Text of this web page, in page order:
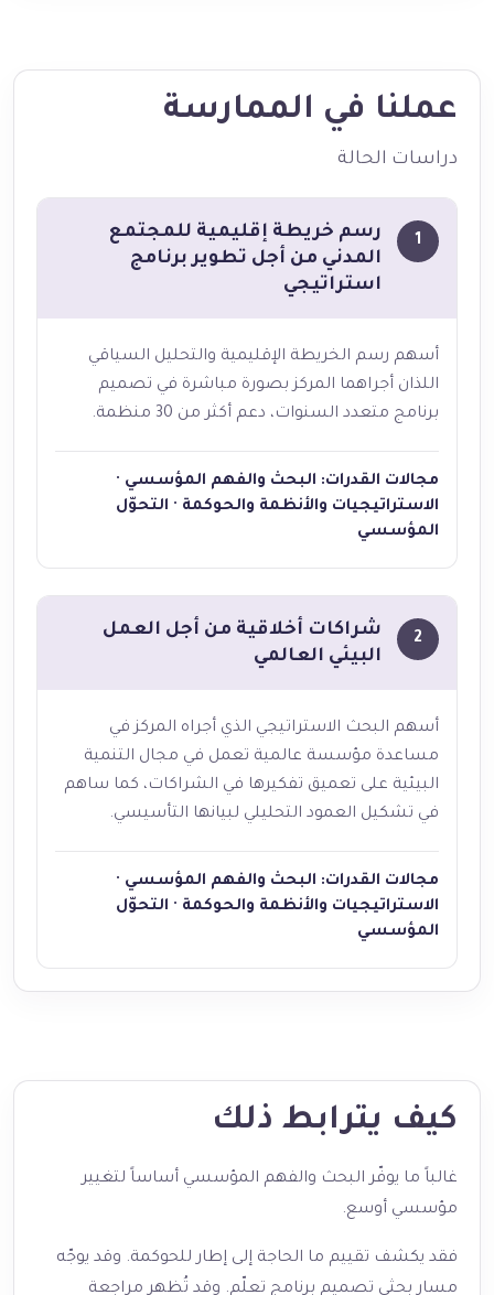
عملنا في الممارسة
دراسات الحالة
1
رسم خريطة إقليمية للمجتمع
المدني من أجل تطوير برنامج
استراتيجي
أسهم رسم الخريطة الإقليمية والتحليل السياقي
اللذان أجراهما المركز بصورة مباشرة في تصميم
برنامج متعدد السنوات، دعم أكثر من 30 منظمة.
مجالات القدرات: البحث والفهم المؤسسي ·
الاستراتيجيات والأنظمة والحوكمة · التحوّل
المؤسسي
2
شراكات أخلاقية من أجل العمل
البيئي العالمي
أسهم البحث الاستراتيجي الذي أجراه المركز في
مساعدة مؤسسة عالمية تعمل في مجال التنمية
البيئية على تعميق تفكيرها في الشراكات، كما ساهم
في تشكيل العمود التحليلي لبيانها التأسيسي.
مجالات القدرات: البحث والفهم المؤسسي ·
الاستراتيجيات والأنظمة والحوكمة · التحوّل
المؤسسي
كيف يترابط ذلك
غالباً ما يوفّر البحث والفهم المؤسسي أساساً لتغيير
مؤسسي أوسع.
فقد يكشف تقييم ما الحاجة إلى إطار للحوكمة. وقد يوجّه
مسار بحثي تصميم برنامج تعلّم. وقد تُظهر مراجعة